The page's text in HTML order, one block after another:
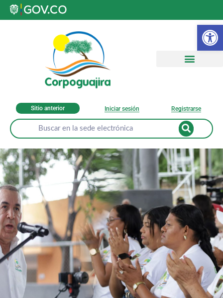
Sitio anterior Iniciar sesión Registrarse